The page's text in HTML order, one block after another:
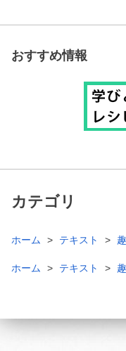
おすすめ情報
カテゴリ
ホーム テキスト
ホーム テキスト